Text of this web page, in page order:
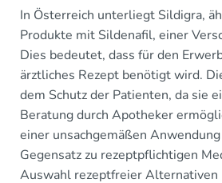
In Österreich unterliegt Sildigra,
Produkte mit Sildenafil, einer
Dies bedeutet, dass für den
ärztliches Rezept benötigt wird.
dem Schutz der Patienten, da sie
Beratung durch Apotheker
einer unsachgemäßen
Gegensatz zu rezeptpflichtigen
Auswahl rezeptfreier Alternativen